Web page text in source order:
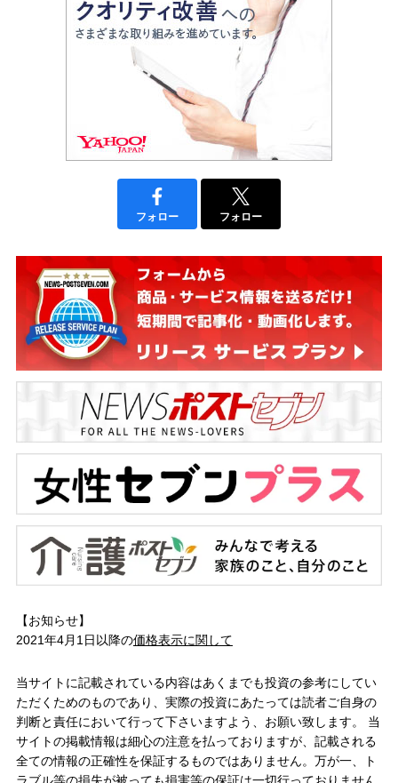
フォロー フォロー
【お知らせ】
2021年4月1日以降の価格表示に関して
当サイトに記載されている内容はあくまでも投資の参考にしてい
ただくためのものであり、実際の投資にあたっては読者ご自身の
判断と責任において行って下さいますよう、お願い致します。 当
サイトの掲載情報は細心の注意を払っておりますが、記載される
全ての情報の正確性を保証するものではありません。万が一、ト